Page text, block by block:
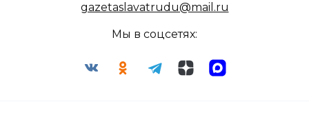
gazetaslavatrudu@mail.ru
Мы в соцсетях: